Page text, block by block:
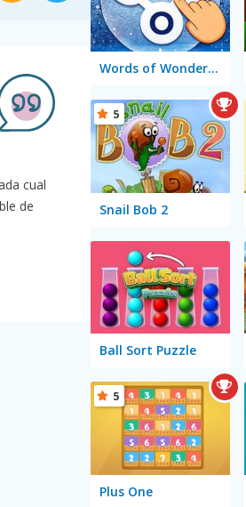
cual
de
Words of Wonders - WOW
Snail Bob 2
5
Ball Sort Puzzle
Plus One
5